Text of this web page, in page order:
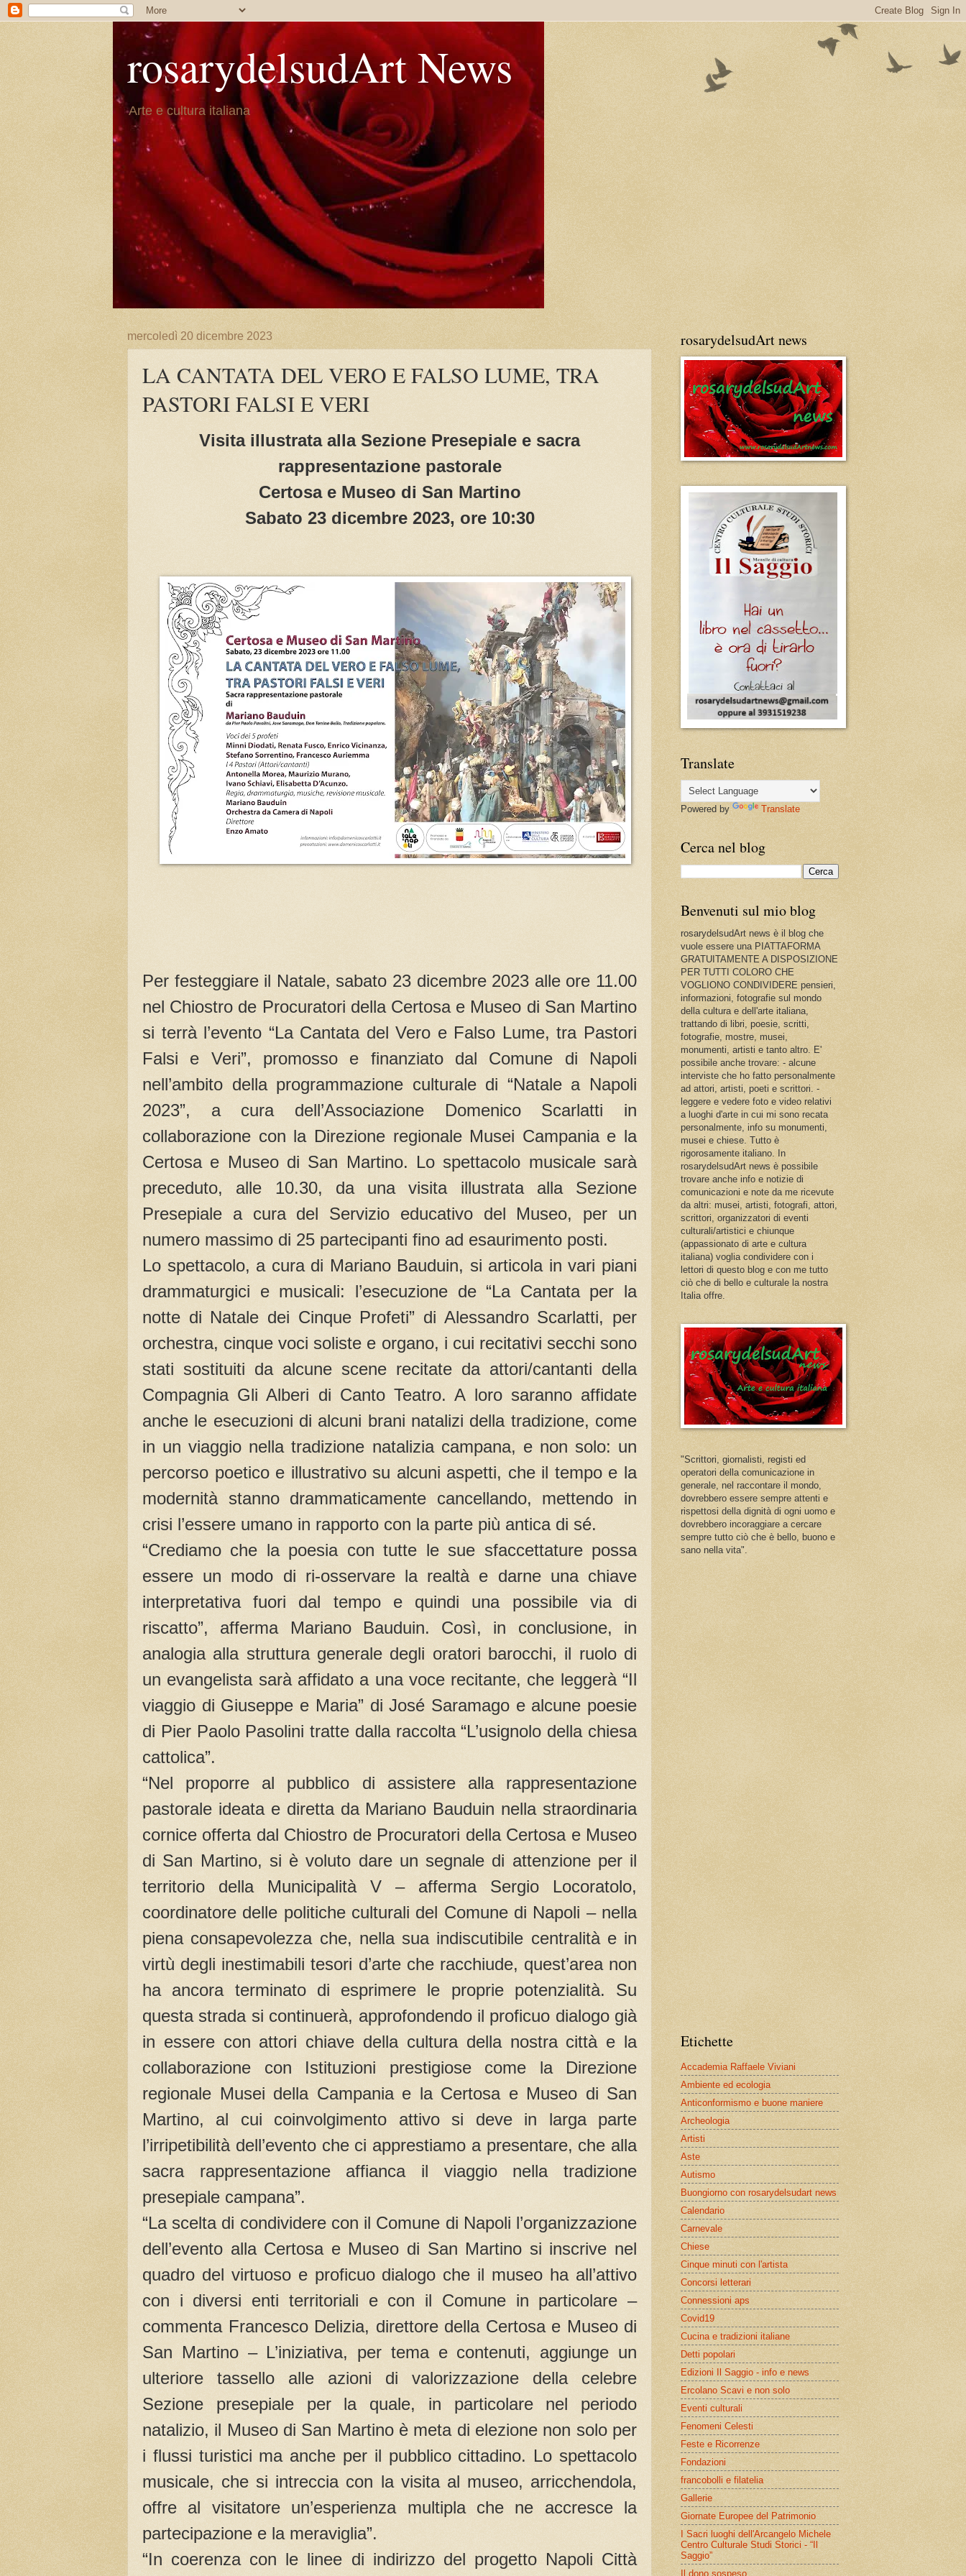
rosarydelsudArt News
Arte e cultura italiana
mercoledì 20 dicembre 2023
LA CANTATA DEL VERO E FALSO LUME, TRA
PASTORI FALSI E VERI
Visita illustrata alla Sezione Presepiale e sacra
rappresentazione pastorale
Certosa e Museo di San Martino
Sabato 23 dicembre 2023, ore 10:30
Per festeggiare il Natale, sabato 23 dicembre 2023 alle ore 11.00
nel Chiostro de Procuratori della Certosa e Museo di San Martino
si terrà l’evento “La Cantata del Vero e Falso Lume, tra Pastori
Falsi e Veri”, promosso e finanziato dal Comune di Napoli
nell’ambito della programmazione culturale di “Natale a Napoli
2023”, a cura dell’Associazione Domenico Scarlatti in
collaborazione con la Direzione regionale Musei Campania e la
Certosa e Museo di San Martino. Lo spettacolo musicale sarà
preceduto, alle 10.30, da una visita illustrata alla Sezione
Presepiale a cura del Servizio educativo del Museo, per un
numero massimo di 25 partecipanti fino ad esaurimento posti.
Lo spettacolo, a cura di Mariano Bauduin, si articola in vari piani
drammaturgici e musicali: l’esecuzione de “La Cantata per la
notte di Natale dei Cinque Profeti” di Alessandro Scarlatti, per
orchestra, cinque voci soliste e organo, i cui recitativi secchi sono
stati sostituiti da alcune scene recitate da attori/cantanti della
Compagnia Gli Alberi di Canto Teatro. A loro saranno affidate
anche le esecuzioni di alcuni brani natalizi della tradizione, come
in un viaggio nella tradizione natalizia campana, e non solo: un
percorso poetico e illustrativo su alcuni aspetti, che il tempo e la
modernità stanno drammaticamente cancellando, mettendo in
crisi l’essere umano in rapporto con la parte più antica di sé.
“Crediamo che la poesia con tutte le sue sfaccettature possa
essere un modo di ri-osservare la realtà e darne una chiave
interpretativa fuori dal tempo e quindi una possibile via di
riscatto”, afferma Mariano Bauduin. Così, in conclusione, in
analogia alla struttura generale degli oratori barocchi, il ruolo di
un evangelista sarà affidato a una voce recitante, che leggerà “Il
viaggio di Giuseppe e Maria” di José Saramago e alcune poesie
di Pier Paolo Pasolini tratte dalla raccolta “L’usignolo della chiesa
cattolica”.
“Nel proporre al pubblico di assistere alla rappresentazione
pastorale ideata e diretta da Mariano Bauduin nella straordinaria
cornice offerta dal Chiostro de Procuratori della Certosa e Museo
di San Martino, si è voluto dare un segnale di attenzione per il
territorio della Municipalità V – afferma Sergio Locoratolo,
coordinatore delle politiche culturali del Comune di Napoli – nella
piena consapevolezza che, nella sua indiscutibile centralità e in
virtù degli inestimabili tesori d’arte che racchiude, quest’area non
ha ancora terminato di esprimere le proprie potenzialità. Su
questa strada si continuerà, approfondendo il proficuo dialogo già
in essere con attori chiave della cultura della nostra città e la
collaborazione con Istituzioni prestigiose come la Direzione
regionale Musei della Campania e la Certosa e Museo di San
Martino, al cui coinvolgimento attivo si deve in larga parte
l’irripetibilità dell’evento che ci apprestiamo a presentare, che alla
sacra rappresentazione affianca il viaggio nella tradizione
presepiale campana”.
“La scelta di condividere con il Comune di Napoli l’organizzazione
dell’evento alla Certosa e Museo di San Martino si inscrive nel
quadro del virtuoso e proficuo dialogo che il museo ha all’attivo
con i diversi enti territoriali e con il Comune in particolare –
commenta Francesco Delizia, direttore della Certosa e Museo di
San Martino – L’iniziativa, per tema e contenuti, aggiunge un
ulteriore tassello alle azioni di valorizzazione della celebre
Sezione presepiale per la quale, in particolare nel periodo
natalizio, il Museo di San Martino è meta di elezione non solo per
i flussi turistici ma anche per il pubblico cittadino. Lo spettacolo
musicale, che si intreccia con la visita al museo, arricchendola,
offre al visitatore un’esperienza multipla che ne accresce la
partecipazione e la meraviglia”.
“In coerenza con le linee di indirizzo del progetto Napoli Città
rosarydelsudArt news
Translate
Powered by Translate
Cerca nel blog
Benvenuti sul mio blog
rosarydelsudArt news è il blog che
vuole essere una PIATTAFORMA
GRATUITAMENTE A DISPOSIZIONE
PER TUTTI COLORO CHE
VOGLIONO CONDIVIDERE pensieri,
informazioni, fotografie sul mondo
della cultura e dell'arte italiana,
trattando di libri, poesie, scritti,
fotografie, mostre, musei,
monumenti, artisti e tanto altro. E'
possibile anche trovare: - alcune
interviste che ho fatto personalmente
ad attori, artisti, poeti e scrittori. -
leggere e vedere foto e video relativi
a luoghi d'arte in cui mi sono recata
personalmente, info su monumenti,
musei e chiese. Tutto è
rigorosamente italiano. In
rosarydelsudArt news è possibile
trovare anche info e notizie di
comunicazioni e note da me ricevute
da altri: musei, artisti, fotografi, attori,
scrittori, organizzatori di eventi
culturali/artistici e chiunque
(appassionato di arte e cultura
italiana) voglia condividere con i
lettori di questo blog e con me tutto
ciò che di bello e culturale la nostra
Italia offre.
"Scrittori, giornalisti, registi ed
operatori della comunicazione in
generale, nel raccontare il mondo,
dovrebbero essere sempre attenti e
rispettosi della dignità di ogni uomo e
dovrebbero incoraggiare a cercare
sempre tutto ciò che è bello, buono e
sano nella vita".
Etichette
Accademia Raffaele Viviani
Ambiente ed ecologia
Anticonformismo e buone maniere
Archeologia
Artisti
Aste
Autismo
Buongiorno con rosarydelsudart news
Calendario
Carnevale
Chiese
Cinque minuti con l'artista
Concorsi letterari
Connessioni aps
Covid19
Cucina e tradizioni italiane
Detti popolari
Edizioni Il Saggio - info e news
Ercolano Scavi e non solo
Eventi culturali
Fenomeni Celesti
Feste e Ricorrenze
Fondazioni
francobolli e filatelia
Gallerie
Giornate Europee del Patrimonio
I Sacri luoghi dell'Arcangelo Michele
Centro Culturale Studi Storici - “Il
Saggio”
Il dono sospeso